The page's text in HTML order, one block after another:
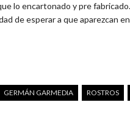
lo encartonado y pre
de esperar a que aparezcan
GERMÁN GARMEDIA ROSTROS